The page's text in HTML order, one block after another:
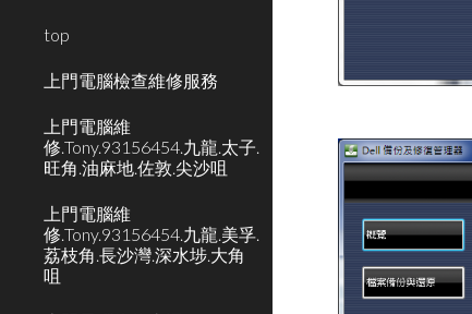
top
上門電腦檢查維修服務
上門電腦維
修.Tony.93156454.九龍.太子.
旺角.油麻地.佐敦.尖沙咀
上門電腦維
修.Tony.93156454.九龍.美孚.
荔枝角.長沙灣.深水埗.大角
咀